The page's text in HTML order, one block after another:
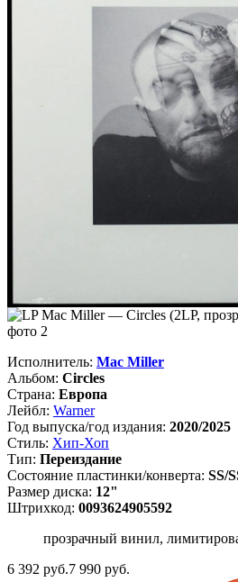
Исполнитель: Mac Miller
Альбом: Circles
Страна: Европа
Лейбл: Warner
Год выпуска/год издания: 2020/2025
Стиль: Хип-Хоп
Тип: Переиздание
Состояние пластинки/конверта: SS/
Размер диска: 12"
Штрихкод: 0093624905592
прозрачный винил,
6 392 руб.7 990 руб.